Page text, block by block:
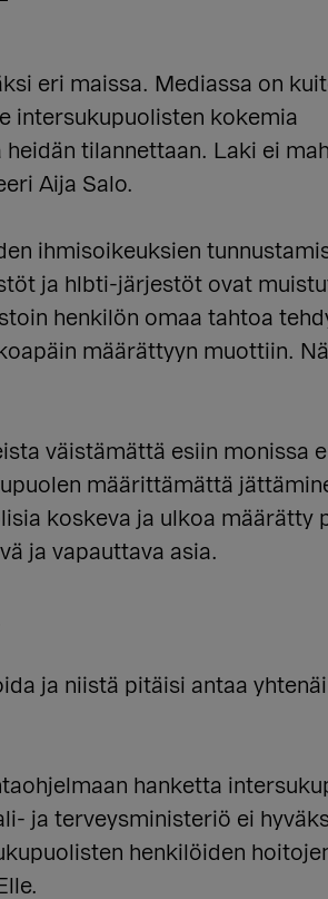
eri maissa. Mediassa on
intersukupuolisten kokemia
tilannettaan. Laki ei
Aija Salo.
ihmisoikeuksien
ja hlbti-järjestöt ovat
henkilön omaa tahtoa
määrättyyn muottiin.
väistämättä esiin monissa
määrittämättä
koskeva ja ulkoa määrätty
ja vapauttava asia.
ja niistä pitäisi antaa
hanketta
ja terveysministeriö ei
henkilöiden